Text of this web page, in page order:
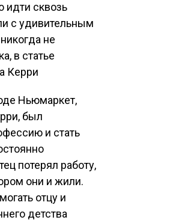
идти сквозь
с удивительным
не
в статье
Керри
Ньюмаркет,
был
и стать
потерял работу,
они и жили.
отцу и
детства